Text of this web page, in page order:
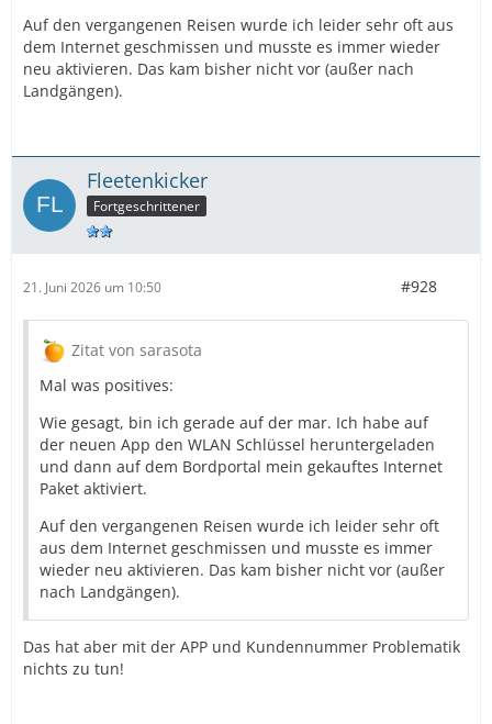
Auf den vergangenen Reisen wurde ich leider sehr oft aus
dem Internet geschmissen und musste es immer wieder
neu aktivieren. Das kam bisher nicht vor (außer nach
Landgängen).
Fleetenkicker
Fortgeschrittener
21. Juni 2026 um 10:50 #928
Zitat von sarasota
Mal was positives:
Wie gesagt, bin ich gerade auf der mar. Ich habe auf
der neuen App den WLAN Schlüssel heruntergeladen
und dann auf dem Bordportal mein gekauftes Internet
Paket aktiviert.
Auf den vergangenen Reisen wurde ich leider sehr oft
aus dem Internet geschmissen und musste es immer
wieder neu aktivieren. Das kam bisher nicht vor (außer
nach Landgängen).
Das hat aber mit der APP und Kundennummer Problematik
nichts zu tun!